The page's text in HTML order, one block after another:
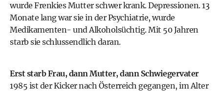
wurde Frenkies Mutter schwer krank. Depressionen. 13
Monate lang war sie in der Psychiatrie, wurde
Medikamenten- und Alkoholsüchtig. Mit 50 Jahren
starb sie schlussendlich daran.
Erst starb Frau, dann Mutter, dann Schwiegervater
1985 ist der Kicker nach Österreich gegangen, im Alter